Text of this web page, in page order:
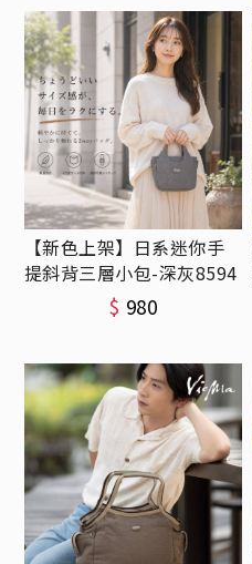
【新色上架】日系迷你手
提斜背三層小包-深灰8594
$ 980